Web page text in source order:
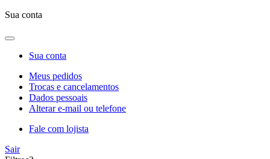
Sua conta
Sua conta
Meus pedidos
Trocas e cancelamentos
Dados pessoais
Alterar e-mail ou telefone
Fale com lojista
Sair